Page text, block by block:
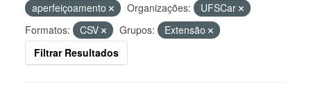
aperfeiçoamento
Organizações:
UFSCar
Formatos:
CSV Grupos:
Extensão
Filtrar Resultados